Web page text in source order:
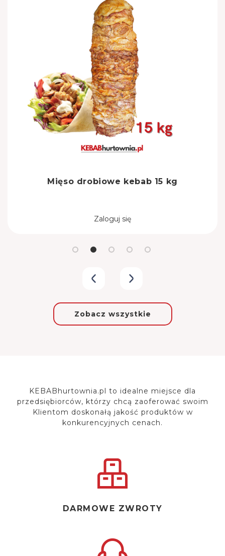
Mięso drobiowe kebab 15 kg
Zaloguj się
Zobacz wszystkie
KEBABhurtownia.pl to idealne miejsce dla
przedsiębiorców, którzy chcą zaoferować swoim
Klientom doskonałą jakość produktów w
konkurencyjnych cenach.
DARMOWE ZWROTY